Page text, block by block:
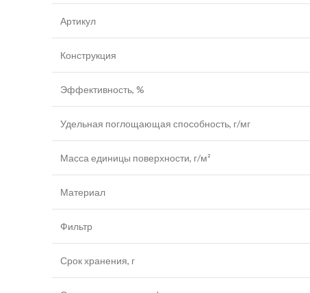
Артикул
Конструкция
Эффективность, %
Удельная поглощающая способность, г/мг
Масса единицы поверхности, г/м²
Материал
Фильтр
Срок хранения, г